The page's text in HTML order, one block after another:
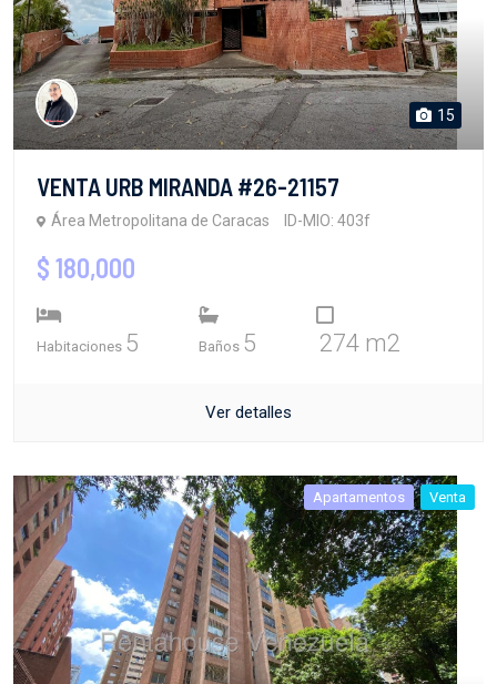
15
VENTA URB MIRANDA #26-21157
Área Metropolitana de Caracas ID-MIO: 403f
$ 180,000
Habitaciones 5 Baños 5 274 m2
Ver detalles
Apartamentos Venta